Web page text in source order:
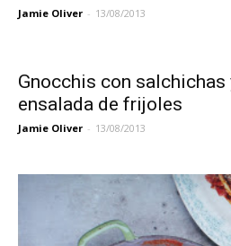
Jamie Oliver - 13/08/2013
Gnocchis con
ensalada de frijoles
Jamie Oliver - 13/08/2013